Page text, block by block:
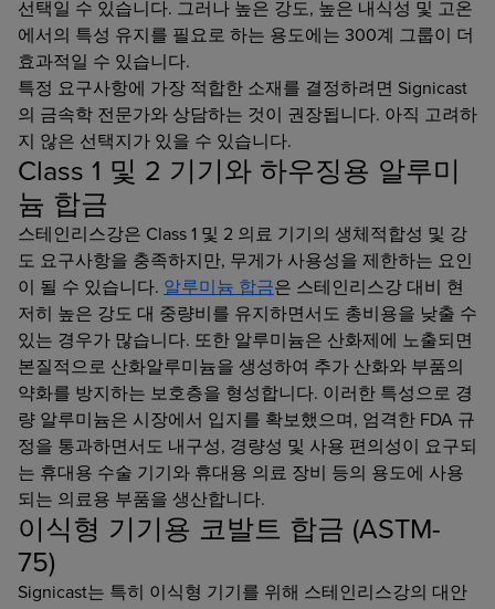
선택일 수 있습니다. 그러나 높은 강도, 높은 내식성 및 고온
에서의 특성 유지를 필요로 하는 용도에는 300계 그룹이 더
효과적일 수 있습니다.
특정 요구사항에 가장 적합한 소재를 결정하려면 Signicast
의 금속학 전문가와 상담하는 것이 권장됩니다. 아직 고려하
지 않은 선택지가 있을 수 있습니다.
Class 1 및 2 기기와 하우징용 알루미
늄 합금
스테인리스강은 Class 1 및 2 의료 기기의 생체적합성 및 강
도 요구사항을 충족하지만, 무게가 사용성을 제한하는 요인
이 될 수 있습니다. 알루미늄 합금은 스테인리스강 대비 현
저히 높은 강도 대 중량비를 유지하면서도 총비용을 낮출 수
있는 경우가 많습니다. 또한 알루미늄은 산화제에 노출되면
본질적으로 산화알루미늄을 생성하여 추가 산화와 부품의
약화를 방지하는 보호층을 형성합니다. 이러한 특성으로 경
량 알루미늄은 시장에서 입지를 확보했으며, 엄격한 FDA 규
정을 통과하면서도 내구성, 경량성 및 사용 편의성이 요구되
는 휴대용 수술 기기와 휴대용 의료 장비 등의 용도에 사용
되는 의료용 부품을 생산합니다.
이식형 기기용 코발트 합금 (ASTM-
75)
Signicast는 특히 이식형 기기를 위해 스테인리스강의 대안